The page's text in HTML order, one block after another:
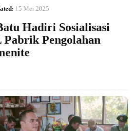
15 Mei 2025
Hadiri Sosialisasi
Pengolahan